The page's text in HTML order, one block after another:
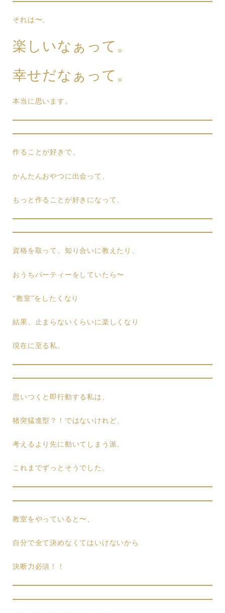
それは〜、
楽しいなぁって。
幸せだなぁって。
本当に思います。
作ることが好きで、
かんたんおやつに出会って、
もっと作ることが好きになって、
資格を取って、知り合いに教えたり、
おうちパーティーをしていたら〜
“教室”をしたくなり
結果、止まらないくらいに楽しくなり
現在に至る私。
思いつくと即行動する私は、
猪突猛進型？！ではないけれど、
考えるより先に動いてしまう派。
これまでずっとそうでした。
教室をやっていると〜、
自分で全て決めなくてはいけないから
決断力必須！！